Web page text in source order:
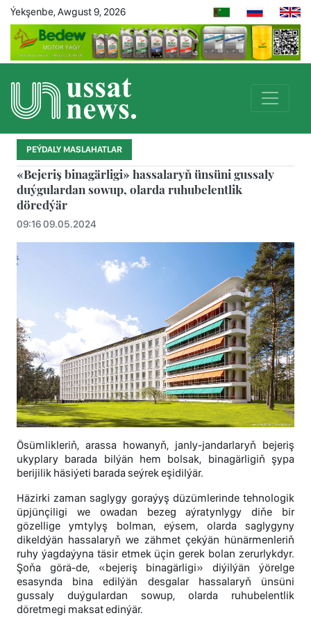
Ýekşenbe, Awgust 9, 2026
PEÝDALY MASLAHATLAR
«Bejeriş binagärligi» hassalaryň ünsüni gussaly
duýgulardan sowup, olarda ruhubelentlik
döredýär
09:16 09.05.2024
Ösümlikleriň, arassa howanyň, janly-jandarlaryň bejeriş
ukyplary barada bilýän hem bolsak, binagärligiň şypa
berijilik häsiýeti barada seýrek eşidilýär.
Häzirki zaman saglygy goraýyş düzümlerinde tehnologik
üpjünçiligi we owadan bezeg aýratynlygy diňe bir
gözellige ymtylyş bolman, eýsem, olarda saglygyny
dikeldýän hassalaryň we zähmet çekýän hünärmenleriň
ruhy ýagdaýyna täsir etmek üçin gerek bolan zerurlykdyr.
Şoňa görä-de, «bejeriş binagärligi» diýilýän ýörelge
esasynda bina edilýän desgalar hassalaryň ünsüni
gussaly duýgulardan sowup, olarda ruhubelentlik
döretmegi maksat edinýär.